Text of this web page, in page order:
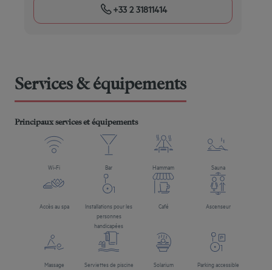
+33 2 31811414
Services & équipements
Principaux services et équipements
Wi-Fi Bar Hammam Sauna
Accès au spa
Installations pour les
personnes
handicapées
Café Ascenseur
Massage Serviettes de piscine Solarium Parking accessible